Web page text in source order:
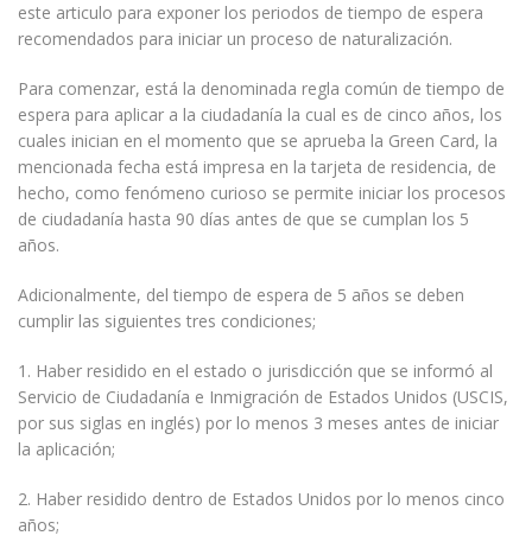
este articulo para exponer los periodos de tiempo de espera
recomendados para iniciar un proceso de naturalización.
Para comenzar, está la denominada regla común de tiempo de
espera para aplicar a la ciudadanía la cual es de cinco años, los
cuales inician en el momento que se aprueba la Green Card, la
mencionada fecha está impresa en la tarjeta de residencia, de
hecho, como fenómeno curioso se permite iniciar los procesos
de ciudadanía hasta 90 días antes de que se cumplan los 5
años.
Adicionalmente, del tiempo de espera de 5 años se deben
cumplir las siguientes tres condiciones;
1. Haber residido en el estado o jurisdicción que se informó al
Servicio de Ciudadanía e Inmigración de Estados Unidos (USCIS,
por sus siglas en inglés) por lo menos 3 meses antes de iniciar
la aplicación;
2. Haber residido dentro de Estados Unidos por lo menos cinco
años;